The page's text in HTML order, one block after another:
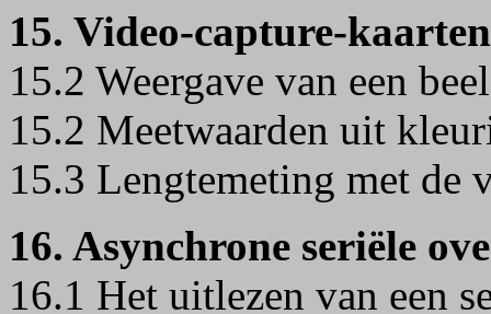
15. Video-capture-
15.2 Weergave van een
15.2 Meetwaarden uit
15.3 Lengtemeting met de
16. Asynchrone seriële
16.1 Het uitlezen van een